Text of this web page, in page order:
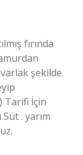
fırında
şekilde
Tarifi İçin
. yarım